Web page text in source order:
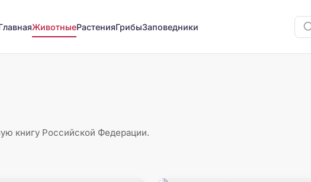
ЖивотныеРастенияГрибыЗаповедники
книгу Российской Федерации.